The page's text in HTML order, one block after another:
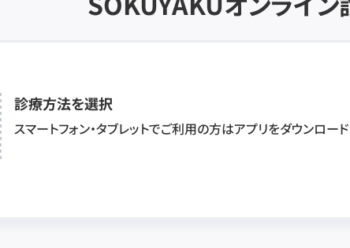
診療方法を選択
スマートフォン・タブレットでご利用の方はアプリをダウンロード